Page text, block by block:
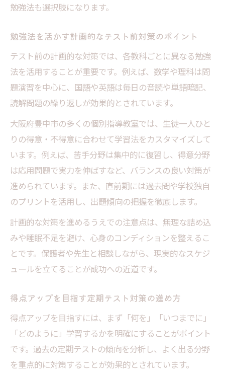
勉強法も選択肢になります。
勉強法を活かす計画的なテスト前対策のポイント
テスト前の計画的な対策では、各教科ごとに異なる勉強
法を活用することが重要です。例えば、数学や理科は問
題演習を中心に、国語や英語は毎日の音読や単語暗記、
読解問題の繰り返しが効果的とされています。
大阪府豊中市の多くの個別指導教室では、生徒一人ひと
りの得意・不得意に合わせて学習法をカスタマイズして
います。例えば、苦手分野は集中的に復習し、得意分野
は応用問題で実力を伸ばすなど、バランスの良い対策が
進められています。また、直前期には過去問や学校独自
のプリントを活用し、出題傾向の把握を徹底します。
計画的な対策を進めるうえでの注意点は、無理な詰め込
みや睡眠不足を避け、心身のコンディションを整えるこ
とです。保護者や先生と相談しながら、現実的なスケジ
ュールを立てることが成功への近道です。
得点アップを目指す定期テスト対策の進め方
得点アップを目指すには、まず「何を」「いつまでに」
「どのように」学習するかを明確にすることがポイント
です。過去の定期テストの傾向を分析し、よく出る分野
を重点的に対策することが効果的とされています。